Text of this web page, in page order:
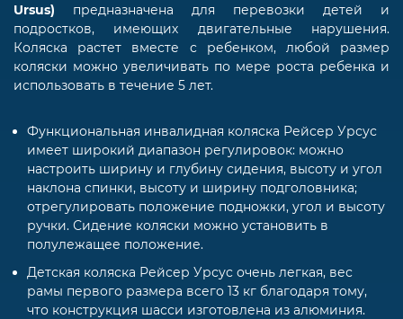
Ursus) предназначена для перевозки детей и
подростков, имеющих двигательные нарушения.
Коляска растет вместе с ребенком, любой размер
коляски можно увеличивать по мере роста ребенка и
использовать в течение 5 лет.
Функциональная инвалидная коляска Рейсер Урсус
имеет широкий диапазон регулировок: можно
настроить ширину и глубину сидения, высоту и угол
наклона спинки, высоту и ширину подголовника;
отрегулировать положение подножки, угол и высоту
ручки. Сидение коляски можно установить в
полулежащее положение.
Детская коляска Рейсер Урсус очень легкая, вес
рамы первого размера всего 13 кг благодаря тому,
что конструкция шасси изготовлена из алюминия.